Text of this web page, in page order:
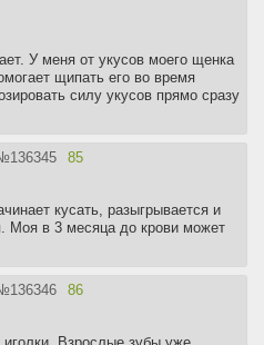
У меня от укусов моего щенка
щипать его во время
силу укусов прямо сразу
136345 85
кусать, разыгрывается и
Моя в 3 месяца до крови может
136346 86